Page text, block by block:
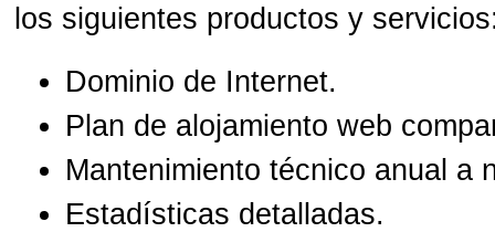
los siguientes productos y
Dominio de Internet.
Plan de alojamiento web
Mantenimiento técnico anual a
Estadísticas detalladas.